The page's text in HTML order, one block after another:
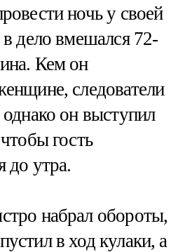
ночь у своей
дело вмешался 72-
Кем он
следователи
он выступил
гость
до утра.
набрал обороты,
в ход кулаки, а